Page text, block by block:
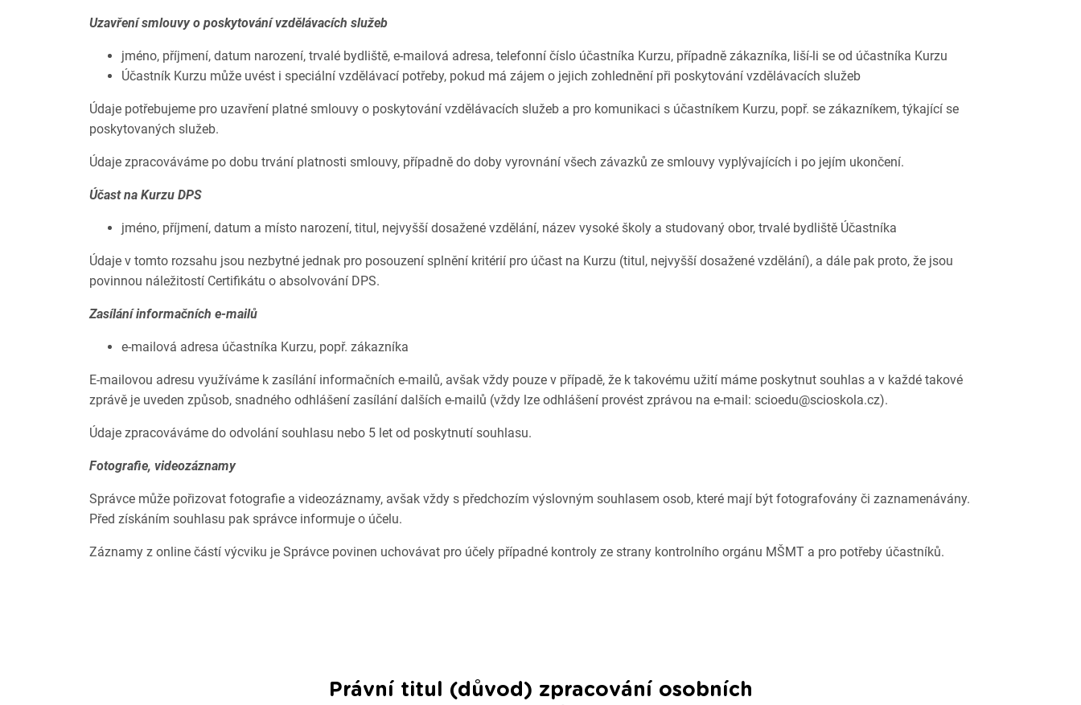
Uzavření smlouvy o poskytování vzdělávacích služeb
jméno, příjmení, datum narození, trvalé bydliště, e-mailová adresa, telefonní číslo účastníka Kurzu, případně zákazníka, liší-li se od účastníka Kurzu
Účastník Kurzu může uvést i speciální vzdělávací potřeby, pokud má zájem o jejich zohlednění při poskytování vzdělávacích služeb
Údaje potřebujeme pro uzavření platné smlouvy o poskytování vzdělávacích služeb a pro komunikaci s účastníkem Kurzu, popř. se zákazníkem, týkající se
poskytovaných služeb.
Údaje zpracováváme po dobu trvání platnosti smlouvy, případně do doby vyrovnání všech závazků ze smlouvy vyplývajících i po jejím ukončení.
Účast na Kurzu DPS
jméno, příjmení, datum a místo narození, titul, nejvyšší dosažené vzdělání, název vysoké školy a studovaný obor, trvalé bydliště Účastníka
Údaje v tomto rozsahu jsou nezbytné jednak pro posouzení splnění kritérií pro účast na Kurzu (titul, nejvyšší dosažené vzdělání), a dále pak proto, že jsou
povinnou náležitostí Certifikátu o absolvování DPS.
Zasílání informačních e-mailů
e-mailová adresa účastníka Kurzu, popř. zákazníka
E-mailovou adresu využíváme k zasílání informačních e-mailů, avšak vždy pouze v případě, že k takovému užití máme poskytnut souhlas a v každé takové
zprávě je uveden způsob, snadného odhlášení zasílání dalších e-mailů (vždy lze odhlášení provést zprávou na e-mail: scioedu@scioskola.cz).
Údaje zpracováváme do odvolání souhlasu nebo 5 let od poskytnutí souhlasu.
Fotografie, videozáznamy
Správce může pořizovat fotografie a videozáznamy, avšak vždy s předchozím výslovným souhlasem osob, které mají být fotografovány či zaznamenávány.
Před získáním souhlasu pak správce informuje o účelu.
Záznamy z online částí výcviku je Správce povinen uchovávat pro účely případné kontroly ze strany kontrolního orgánu MŠMT a pro potřeby účastníků.
Právní titul (důvod) zpracování osobních